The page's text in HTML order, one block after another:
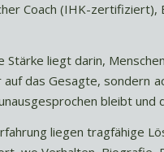
Coach (IHK-
Stärke liegt darin,
auf das Gesagte, sondern
bleibt und
liegen tragfähige